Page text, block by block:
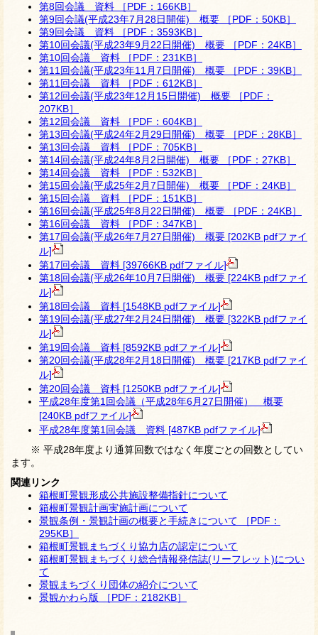
第8回会議 資料 ［PDF：166KB］
第9回会議(平成23年7月28日開催) 概要 ［PDF：50KB］
第9回会議 資料 ［PDF：3593KB］
第10回会議(平成23年9月22日開催) 概要 ［PDF：24KB］
第10回会議 資料 ［PDF：231KB］
第11回会議(平成23年11月7日開催) 概要 ［PDF：39KB］
第11回会議 資料 ［PDF：612KB］
第12回会議(平成23年12月15日開催) 概要 ［PDF：
207KB］
第12回会議 資料 ［PDF：604KB］
第13回会議(平成24年2月29日開催) 概要 ［PDF：28KB］
第13回会議 資料 ［PDF：705KB］
第14回会議(平成24年8月2日開催) 概要 ［PDF：27KB］
第14回会議 資料 ［PDF：532KB］
第15回会議(平成25年2月7日開催) 概要 ［PDF：24KB］
第15回会議 資料 ［PDF：151KB］
第16回会議(平成25年8月22日開催) 概要 ［PDF：24KB］
第16回会議 資料 ［PDF：347KB］
第17回会議(平成26年7月27日開催) 概要 [202KB pdfファイ
ル]
第17回会議 資料 [39766KB pdfファイル]
第18回会議(平成26年10月7日開催) 概要 [224KB pdfファイ
ル]
第18回会議 資料 [1548KB pdfファイル]
第19回会議(平成27年2月24日開催) 概要 [322KB pdfファイ
ル]
第19回会議 資料 [8592KB pdfファイル]
第20回会議(平成28年2月18日開催) 概要 [217KB pdfファイ
ル]
第20回会議 資料 [1250KB pdfファイル]
平成28年度第1回会議（平成28年6月27日開催） 概要
[240KB pdfファイル]
平成28年度第1回会議 資料 [487KB pdfファイル]
※ 平成28年度より通算回数ではなく年度ごとの回数としてい
ます。
関連リンク
箱根町景観形成公共施設整備指針について
箱根町景観計画実施計画について
景観条例・景観計画の概要と手続きについて ［PDF：
295KB］
箱根町景観まちづくり協力店の認定について
箱根町景観まちづくり総合情報発信誌(リーフレット)につい
て
景観まちづくり団体の紹介について
景観かわら版 ［PDF：2182KB］